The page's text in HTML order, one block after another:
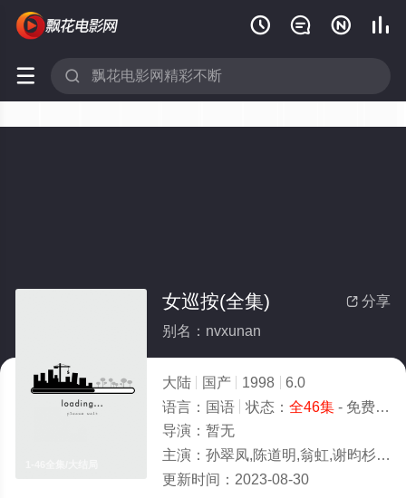
   
 
 分享
女巡按(全集)
别名：nvxunan
大陆 国产 1998
6.0
语言： 国语 状态： 全46集- 免费在线观看
导演： 暂无
主演： 孙翠凤,陈道明,翁虹,谢昀杉,葛蕾
更新时间： 2023-08-30